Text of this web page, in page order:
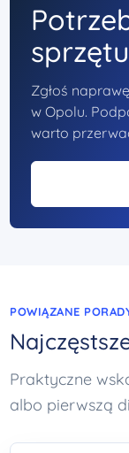
Zgłoś
w Opolu.
warto
POWIĄZANE
Praktyczne
albo pierwszą